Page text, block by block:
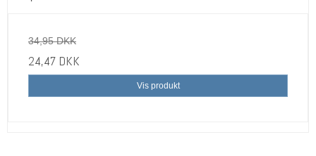
34,95 DKK
24,47 DKK
Vis produkt